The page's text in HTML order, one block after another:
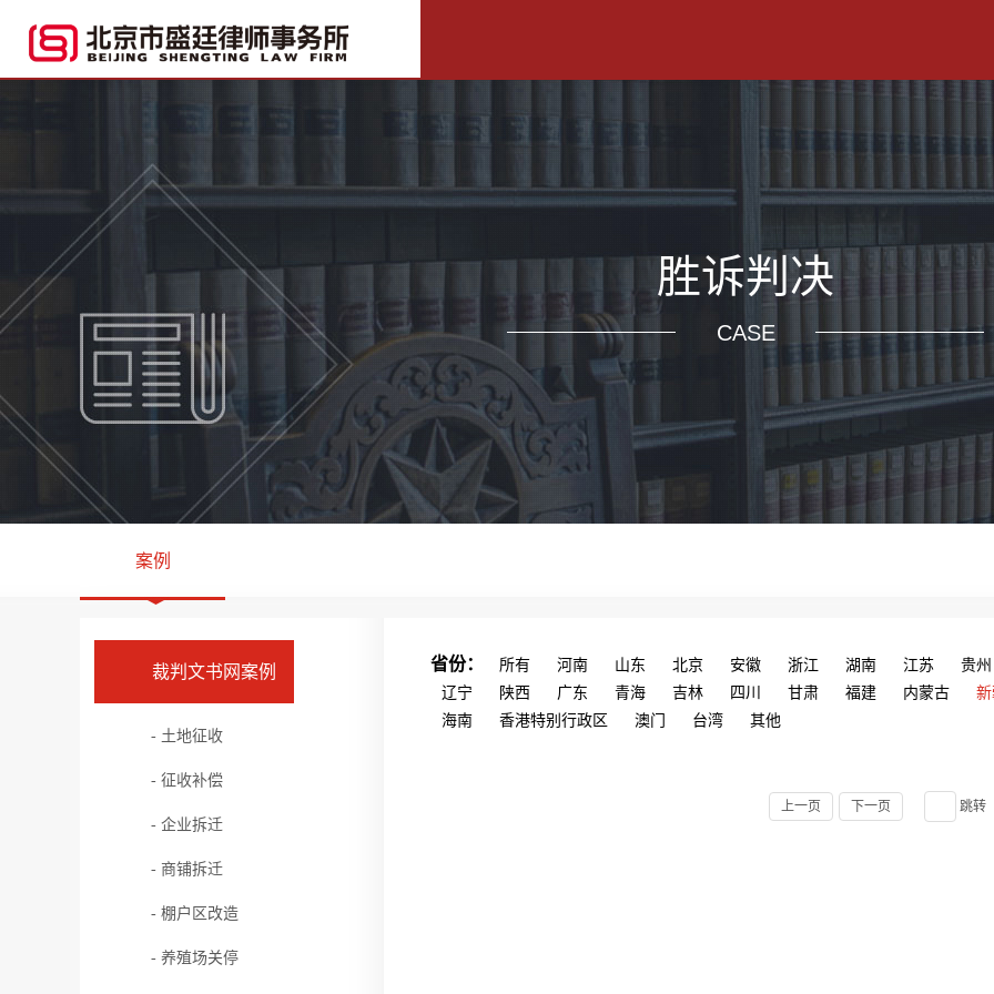
胜诉判决
CASE
案例
裁判文书网案例
- 土地征收
- 征收补偿
- 企业拆迁
- 商铺拆迁
- 棚户区改造
- 养殖场关停
省份： 所有 河南 山东 北京 安徽 浙江 湖南 江苏
贵州
辽宁
陕西 广东 青海 吉林 四川 甘肃 福建 内蒙古
海南
香港特别行政区 澳门 台湾 其他
上一页 下一页 跳转